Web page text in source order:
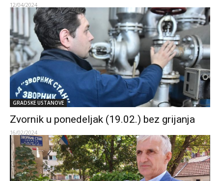
12/04/2024
GRADSKE USTANOVE
Zvornik u ponedeljak (19.02.) bez grijanja
16/02/2024